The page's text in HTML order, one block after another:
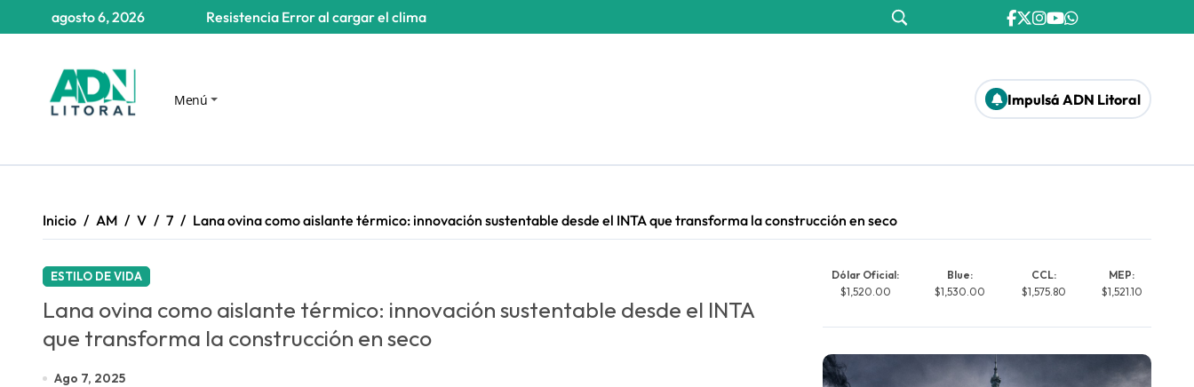
Resistencia Error al cargar el clima
agosto 6, 2026
Menú Impulsá ADN Litoral
Inicio AM V 7 Lana ovina como aislante térmico: innovación sustentable desde el INTA que transforma la construcción en seco
ESTILO DE VIDA
Lana ovina como aislante térmico: innovación sustentable desde el INTA
que transforma la construcción en seco
Ago 7, 2025
Dólar Oficial:
$1,520.00
Blue:
$1,530.00
CCL:
$1,575.80
MEP:
$1,521.10